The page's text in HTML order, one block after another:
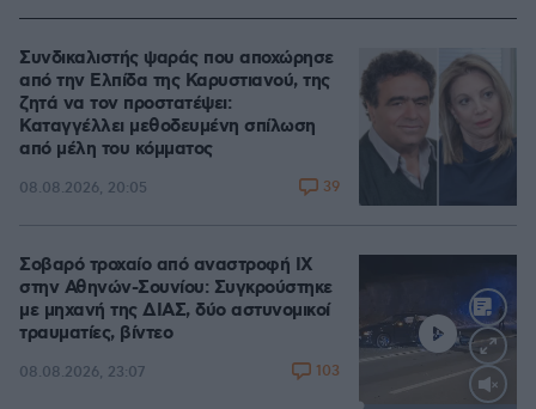
Συνδικαλιστής ψαράς που αποχώρησε
από την Ελπίδα της Καρυστιανού, της
ζητά να τον προστατέψει:
Καταγγέλλει μεθοδευμένη σπίλωση
από μέλη του κόμματος
08.08.2026, 20:05 39
Σοβαρό τροχαίο από αναστροφή ΙΧ
στην Αθηνών-Σουνίου: Συγκρούστηκε
με μηχανή της ΔΙΑΣ, δύο αστυνομικοί
τραυματίες, βίντεο
08.08.2026, 23:07 103